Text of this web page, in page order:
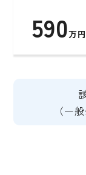
590万円
（一